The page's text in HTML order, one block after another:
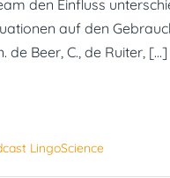
den Einfluss
auf den
de Beer, C., de Ruiter, […]
LingoScience